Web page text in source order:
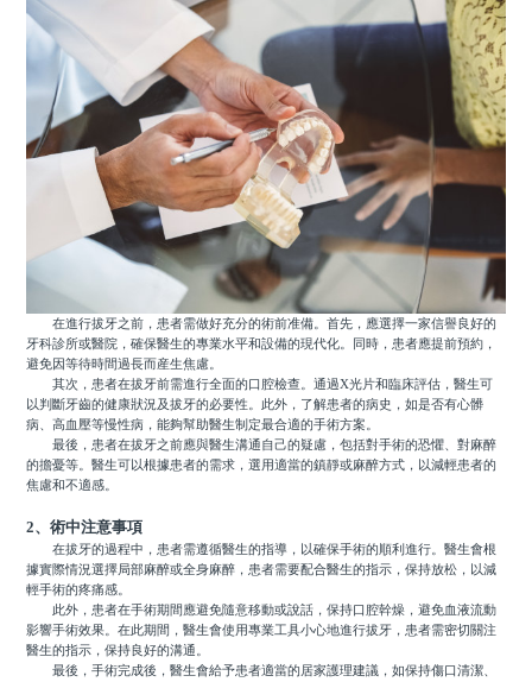
在進行拔牙之前，患者需做好充分的術前准備。首先，應選擇一家信譽良好的
牙科診所或醫院，確保醫生的專業水平和設備的現代化。同時，患者應提前預約，
避免因等待時間過長而産生焦慮。
其次，患者在拔牙前需進行全面的口腔檢查。通過X光片和臨床評估，醫生可
以判斷牙齒的健康狀況及拔牙的必要性。此外，了解患者的病史，如是否有心髒
病、高血壓等慢性病，能夠幫助醫生制定最合適的手術方案。
最後，患者在拔牙之前應與醫生溝通自己的疑慮，包括對手術的恐懼、對麻醉
的擔憂等。醫生可以根據患者的需求，選用適當的鎮靜或麻醉方式，以減輕患者的
焦慮和不適感。
2、術中注意事項
在拔牙的過程中，患者需遵循醫生的指導，以確保手術的順利進行。醫生會根
據實際情況選擇局部麻醉或全身麻醉，患者需要配合醫生的指示，保持放松，以減
輕手術的疼痛感。
此外，患者在手術期間應避免隨意移動或說話，保持口腔幹燥，避免血液流動
影響手術效果。在此期間，醫生會使用專業工具小心地進行拔牙，患者需密切關注
醫生的指示，保持良好的溝通。
最後，手術完成後，醫生會給予患者適當的居家護理建議，如保持傷口清潔、